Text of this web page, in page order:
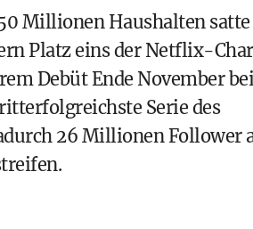
Millionen Haushalten satte
Platz eins der Netflix-
Debüt Ende November bei
Serie des
26 Millionen Follower